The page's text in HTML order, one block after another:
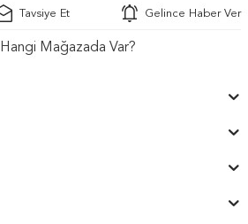
Tavsiye Et Gelince Haber Ver
Hangi Mağazada Var?